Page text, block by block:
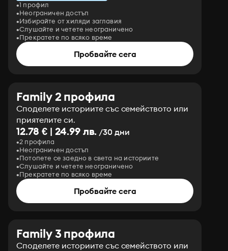
1 профил
Неограничен достъп
Избирайте от хиляди заглавия
Слушайте и четете неограничено
Прекратете по всяко време
Пробвайте сега
Family 2 профила
Споделете историите със семейството или
приятелите си.
12.78 € | 24.99 лв. /30 дни
2 профила
Неограничен достъп
Потопете се заедно в света на историите
Слушайте и четете неограничено
Прекратете по всяко време
Пробвайте сега
Family 3 профила
Споделете историите със семейството или